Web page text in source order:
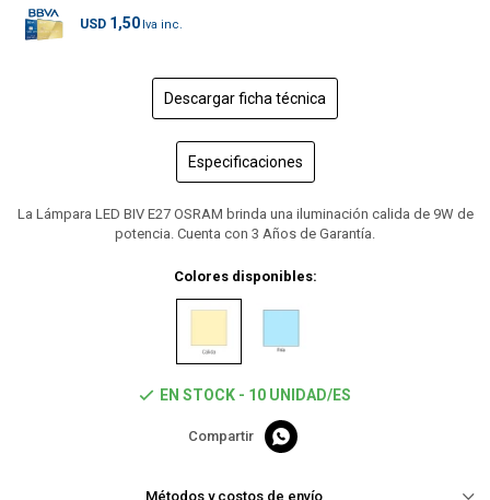
USD 1,50
Descargar ficha técnica
Especificaciones
La Lámpara LED BIV E27 OSRAM brinda una iluminación calida de 9W de
potencia. Cuenta con 3 Años de Garantía.
Colores disponibles:
EN STOCK - 10 UNIDAD/ES

Métodos y costos de envío